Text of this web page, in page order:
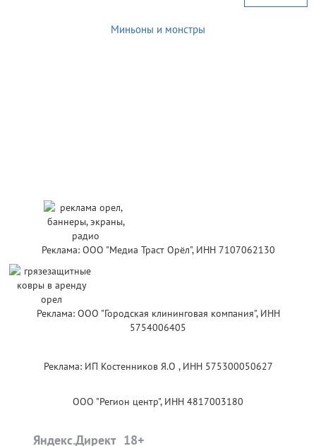
Миньоны и монстры
Реклама: ООО "Медиа Траст Орёл", ИНН 7107062130
Реклама: ООО "Городская клининговая компания", ИНН
5754006405
Реклама: ИП Костенников Я.О , ИНН 575300050627
ООО "Регион центр", ИНН 4817003180
Яндекс.Директ